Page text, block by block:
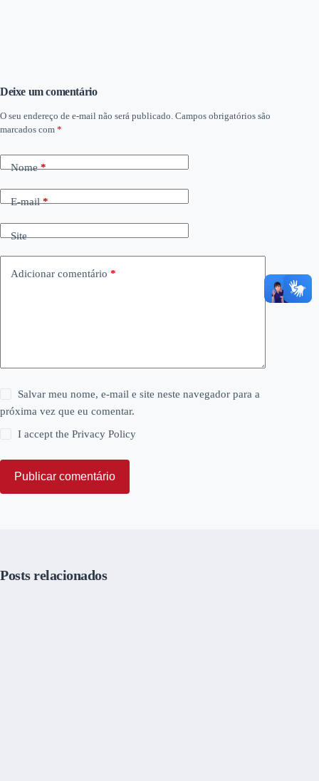
Deixe um comentário
O seu endereço de e-mail não será publicado. Campos obrigatórios são
marcados com *
Nome*
E-mail*
Site
Adicionar comentário *
Salvar meu nome, e-mail e site neste navegador para a
próxima vez que eu comentar.
I accept thePrivacy Policy
Publicar comentário
Posts relacionados